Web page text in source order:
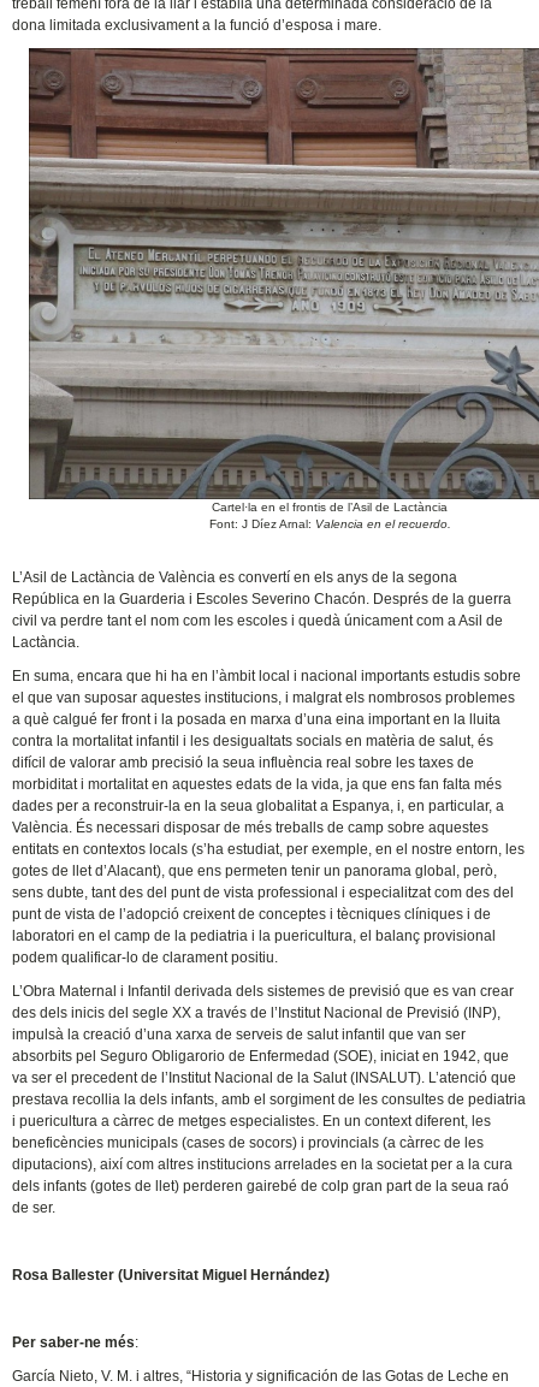
treball femení fora de la llar i establia una determinada consideració de la
dona limitada exclusivament a la funció d’esposa i mare.
Cartel·la en el frontis de l’Asil de Lactància
Font: J Díez Arnal: Valencia en el recuerdo.
L’Asil de Lactància de València es convertí en els anys de la segona
República en la Guarderia i Escoles Severino Chacón. Després de la guerra
civil va perdre tant el nom com les escoles i quedà únicament com a Asil de
Lactància.
En suma, encara que hi ha en l’àmbit local i nacional importants estudis sobre
el que van suposar aquestes institucions, i malgrat els nombrosos problemes
a què calgué fer front i la posada en marxa d’una eina important en la lluita
contra la mortalitat infantil i les desigualtats socials en matèria de salut, és
difícil de valorar amb precisió la seua influència real sobre les taxes de
morbiditat i mortalitat en aquestes edats de la vida, ja que ens fan falta més
dades per a reconstruir-la en la seua globalitat a Espanya, i, en particular, a
València. És necessari disposar de més treballs de camp sobre aquestes
entitats en contextos locals (s’ha estudiat, per exemple, en el nostre entorn, les
gotes de llet d’Alacant), que ens permeten tenir un panorama global, però,
sens dubte, tant des del punt de vista professional i especialitzat com des del
punt de vista de l’adopció creixent de conceptes i tècniques clíniques i de
laboratori en el camp de la pediatria i la puericultura, el balanç provisional
podem qualificar-lo de clarament positiu.
L’Obra Maternal i Infantil derivada dels sistemes de previsió que es van crear
des dels inicis del segle XX a través de l’Institut Nacional de Previsió (INP),
impulsà la creació d’una xarxa de serveis de salut infantil que van ser
absorbits pel Seguro Obligarorio de Enfermedad (SOE), iniciat en 1942, que
va ser el precedent de l’Institut Nacional de la Salut (INSALUT). L’atenció que
prestava recollia la dels infants, amb el sorgiment de les consultes de pediatria
i puericultura a càrrec de metges especialistes. En un context diferent, les
beneficències municipals (cases de socors) i provincials (a càrrec de les
diputacions), així com altres institucions arrelades en la societat per a la cura
dels infants (gotes de llet) perderen gairebé de colp gran part de la seua raó
de ser.
Rosa Ballester (Universitat Miguel Hernández)
Per saber-ne més:
García Nieto, V. M. i altres, “Historia y significación de las Gotas de Leche en